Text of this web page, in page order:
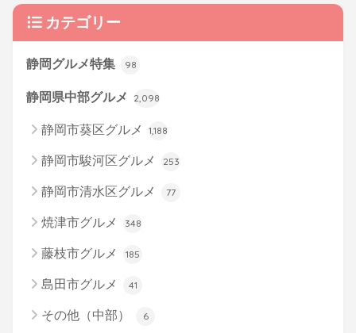
カテゴリー
静岡グルメ特集 98
静岡県中部グルメ 2,098
静岡市葵区グルメ 1,188
静岡市駿河区グルメ 253
静岡市清水区グルメ 77
焼津市グルメ 348
藤枝市グルメ 185
島田市グルメ 41
その他（中部） 6